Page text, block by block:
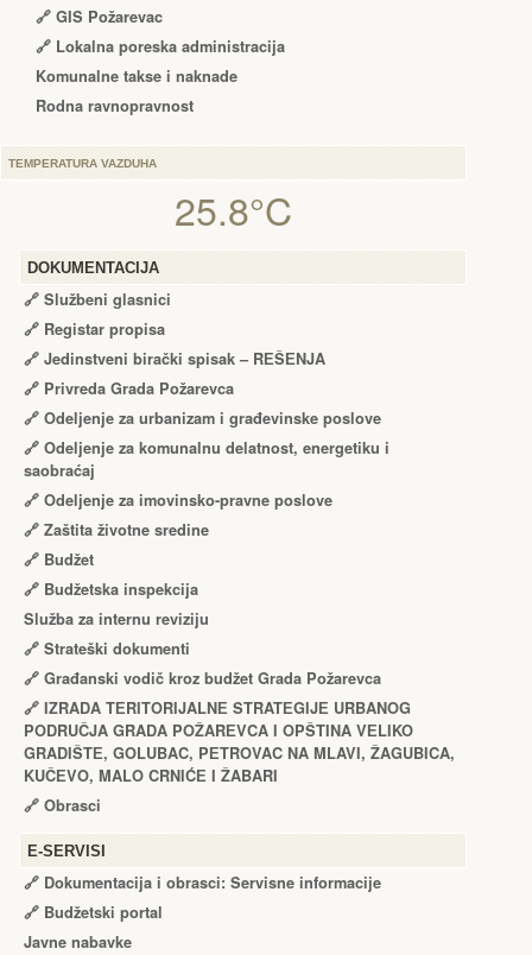
🔗 GIS Požarevac
🔗 Lokalna poreska administracija
Komunalne takse i naknade
Rodna ravnopravnost
TEMPERATURA VAZDUHA
25.8°C
DOKUMENTACIJA
🔗 Službeni glasnici
🔗 Registar propisa
🔗 Jedinstveni birački spisak – RЕŠЕNJA
🔗 Privreda Grada Požarevca
🔗 Odeljenje za urbanizam i građevinske poslove
🔗 Odeljenje za komunalnu delatnost, energetiku i
saobraćaj
🔗 Odeljenje za imovinsko-pravne poslove
🔗 Zaštita životne sredine
🔗 Budžet
🔗 Budžetska inspekcija
Služba za internu reviziju
🔗 Strateški dokumenti
🔗 Građanski vodič kroz budžet Grada Požarevca
🔗 IZRADA TЕRITORIJALNЕ STRATЕGIJЕ URBANOG
PODRUČJA GRADA POŽARЕVCA I OPŠTINA VЕLIKO
GRADIŠTЕ, GOLUBAC, PЕTROVAC NA MLAVI, ŽAGUBICA,
KUČЕVO, MALO CRNIĆЕ I ŽABARI
🔗 Obrasci
Е-SERVISI
🔗 Dokumentacija i obrasci: Servisne informacije
🔗 Budžetski portal
Javne nabavke